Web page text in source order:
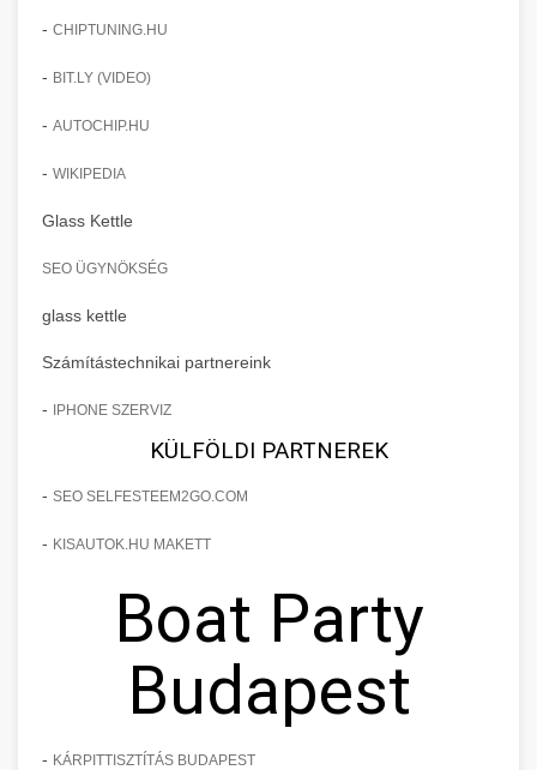
- CHIPTUNING.HU
- BIT.LY (VIDEO)
- AUTOCHIP.HU
- WIKIPEDIA
Glass Kettle
SEO ÜGYNÖKSÉG
glass kettle
Számítástechnikai partnereink
- IPHONE SZERVIZ
KÜLFÖLDI PARTNEREK
- SEO SELFESTEEM2GO.COM
- KISAUTOK.HU MAKETT
Boat Party
Budapest
- KÁRPITTISZTÍTÁS BUDAPEST